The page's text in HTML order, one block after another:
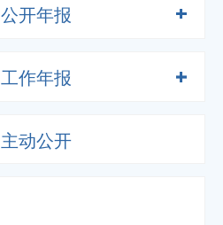
公开年报
工作年报
主动公开